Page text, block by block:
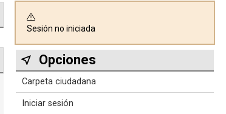
Sesión no iniciada
Opciones
Carpeta ciudadana
Iniciar sesión